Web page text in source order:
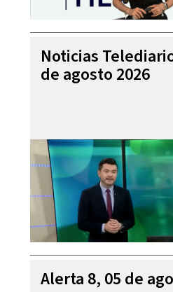
Noticias
de agosto 2026
Alerta 8, 05 de